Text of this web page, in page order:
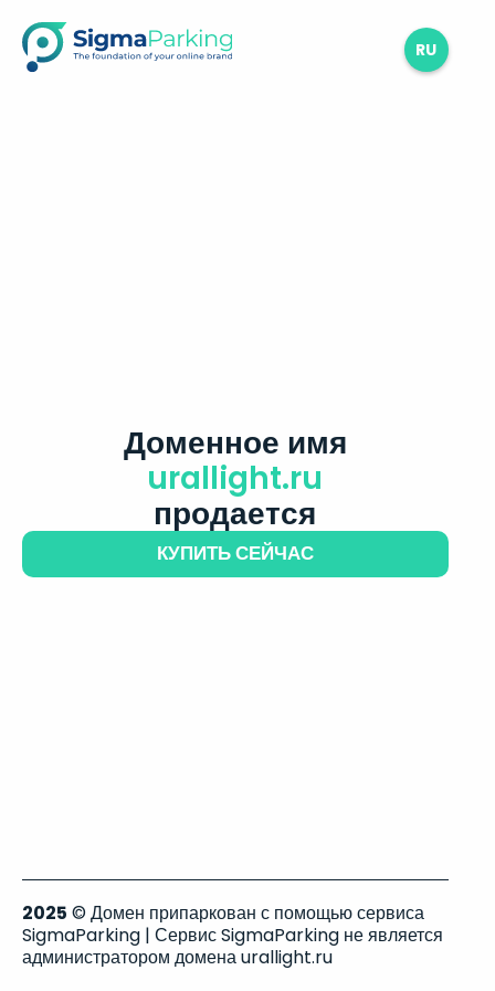
RU
Доменное имя
urallight.ru
продается
КУПИТЬ СЕЙЧАС
2025 © Домен припаркован с помощью сервиса
SigmaParking | Сервис SigmaParking не является
администратором домена urallight.ru